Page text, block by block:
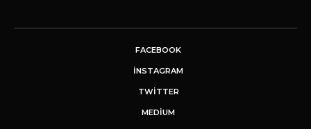
FACEBOOK
INSTAGRAM
TWITTER
MEDIUM